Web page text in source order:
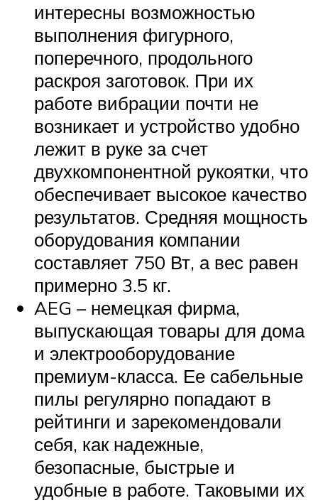
интересны возможностью
выполнения фигурного,
поперечного, продольного
раскроя заготовок. При их
работе вибрации почти не
возникает и устройство удобно
лежит в руке за счет
двухкомпонентной рукоятки, что
обеспечивает высокое качество
результатов. Средняя мощность
оборудования компании
составляет 750 Вт, а вес равен
примерно 3.5 кг.
AEG – немецкая фирма,
выпускающая товары для дома
и электрооборудование
премиум-класса. Ее сабельные
пилы регулярно попадают в
рейтинги и зарекомендовали
себя, как надежные,
безопасные, быстрые и
удобные в работе. Таковыми их